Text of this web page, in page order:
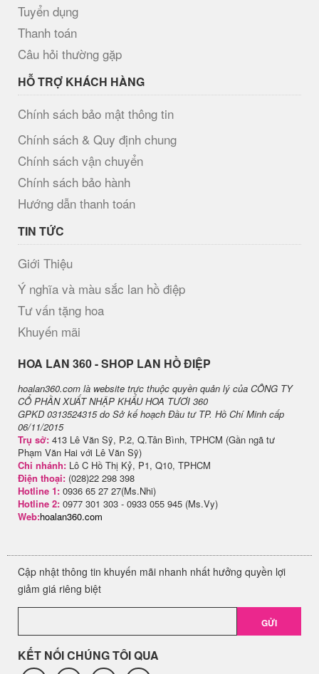
Tuyển dụng
Thanh toán
Câu hỏi thường gặp
HỖ TRỢ KHÁCH HÀNG
Chính sách bảo mật thông tin
Chính sách & Quy định chung
Chính sách vận chuyển
Chính sách bảo hành
Hướng dẫn thanh toán
TIN TỨC
Giới Thiệu
Ý nghĩa và màu sắc lan hồ điệp
Tư vấn tặng hoa
Khuyến mãi
H​OA LAN 360 - SHOP LAN HỒ ĐIỆP
hoalan360.com là website trực thuộc quyền quản lý của CÔNG TY
CỔ PHẦN XUẤT NHẬP KHẨU HOA TƯƠI 360
GPKD 0313524315 do Sở kế hoạch Đầu tư TP. Hồ Chí Minh cấp
06/11/2015
Trụ sở: 413 Lê Văn Sỹ, P.2, Q.Tân Bình, TPHCM (Gần ngã tư
Phạm Văn Hai với Lê Văn Sỹ)
Chi nhánh: Lô C Hồ Thị Kỷ, P1, Q10, TPHCM
Điện thoại: (028)22 298 398
Hotline 1: 0936 65 27 27(Ms.Nhi)
Hotline 2: 0977 301 303 - 0933 055 945 (Ms.Vy)
Web:hoalan360.com
Cập nhật thông tin khuyến mãi nhanh nhất hưởng quyền lợi
giảm giá riêng biệt
GỬI
KẾT NỐI CHÚNG TÔI QUA